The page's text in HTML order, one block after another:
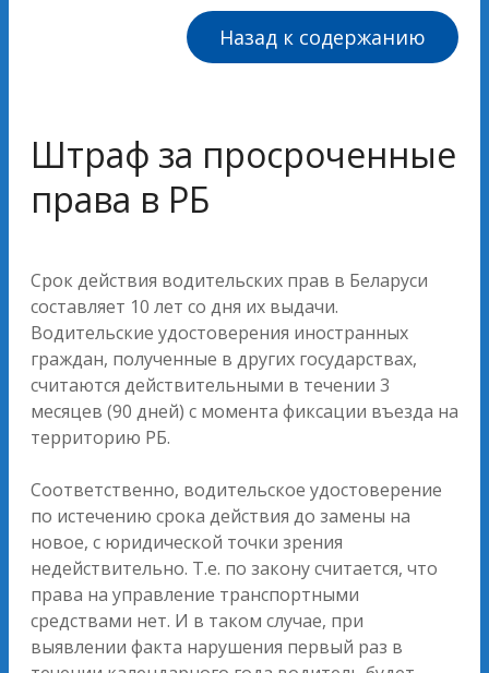
Назад к содержанию
Штраф за просроченные
права в РБ
Срок действия водительских прав в Беларуси
составляет 10 лет со дня их выдачи.
Водительские удостоверения иностранных
граждан, полученные в других государствах,
считаются действительными в течении 3
месяцев (90 дней) с момента фиксации въезда на
территорию РБ.
Соответственно, водительское удостоверение
по истечению срока действия до замены на
новое, с юридической точки зрения
недействительно. Т.е. по закону считается, что
права на управление транспортными
средствами нет. И в таком случае, при
выявлении факта нарушения первый раз в